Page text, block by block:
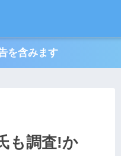
を含みます
も調査!か